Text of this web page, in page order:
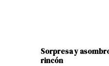
Sorpresa y
rincón